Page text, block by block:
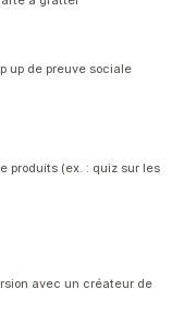
up de preuve sociale
produits (ex. : quiz sur les
avec un créateur de